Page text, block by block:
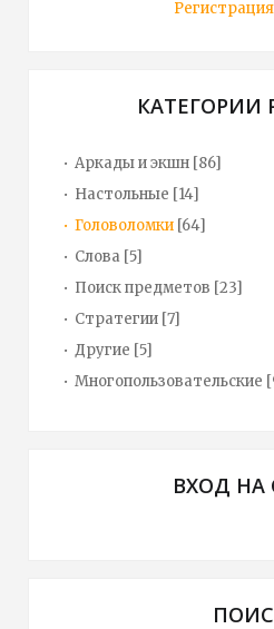
Регистрация
КАТЕГОРИИ
Аркады и экшн [86]
Настольные [14]
Головоломки [64]
Слова [5]
Поиск предметов [23]
Стратегии [7]
Другие [5]
Многопользовательские
ВХОД НА